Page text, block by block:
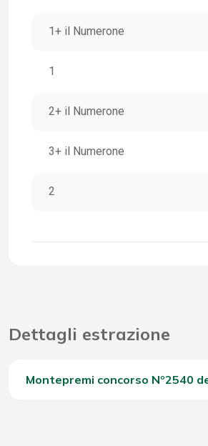
1+ il Numerone
1
2+ il Numerone
3+ il Numerone
2
Dettagli estrazione
Montepremi concorso Nº2540